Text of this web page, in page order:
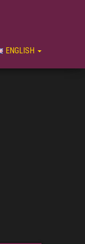
ENGLISH